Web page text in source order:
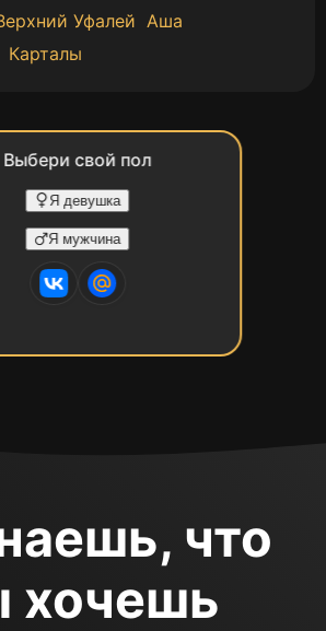
Уфалей Аша
Карталы
Выбери свой пол
Я девушка
Я мужчина
что
хочешь